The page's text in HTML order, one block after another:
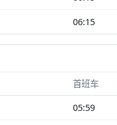
06:15
首班车
05:59